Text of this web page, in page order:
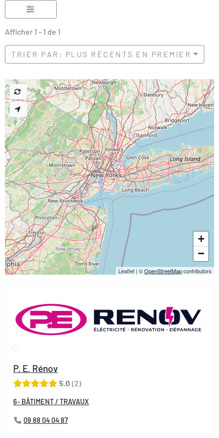
Afficher 1 - 1 de 1
TRIER PAR: PLUS RÉCENTS EN PREMIER
P. E. Rénov
5.0 2
6- BÂTIMENT / TRAVAUX
09 88 04 04 87
+
−
Leaflet | ©OpenStreetMapcontributors